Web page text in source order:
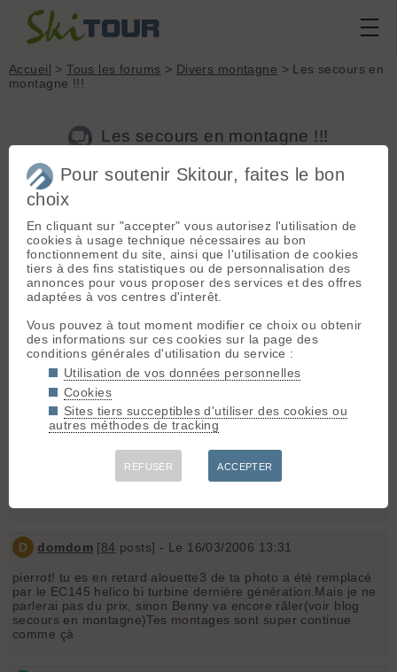
Accueil >Tous les forums > Divers montagne > Les secours en
montagne !!!
Les secours en montagne !!!
Nouveau sujet
N
NordOuest[1963posts] - Le 16/03/2006 11:28
N NordOuest[1963posts] - Le 16/03/2006 11:34
On vit une époque formidaaaaaaaaaaaaaaaaable !!!!!!!!!!!!
Heureuse Marika? Histoire de lancer le débat sur un forum (
cf blog Benny sur les secours )
PierrotLeclown-Manup- Le 16/03/2006 13:12
Envoi sur mon mail. et ne pourrissez pas ma boite, merci.
D domdom[84 posts] - Le 16/03/2006 13:31
pierrot! tu es en retard alouette3 de ta photo a été remplacé
par le EC145 helico bi turbine dernière génération.Mais je ne
parlerai pas du prix, sinon Benny va encore râler(voir blog
secours en montagne)Tes montages sont super continue
comme çà
Pour soutenir Skitour, faites le bon
choix
En cliquant sur "accepter" vous autorisez l'utilisation de
cookies à usage technique nécessaires au bon
fonctionnement du site, ainsi que l'utilisation de cookies
tiers à des fins statistiques ou de personnalisation des
annonces pour vous proposer des services et des offres
adaptées à vos centres d'interêt.
Vous pouvez à tout moment modifier ce choix ou obtenir
des informations sur ces cookies sur la page des
conditions générales d'utilisation du service :
Utilisation de vos données personnelles
Cookies
Sites tiers succeptibles d'utiliser des cookies ou
autres méthodes de tracking
REFUSER ACCEPTER